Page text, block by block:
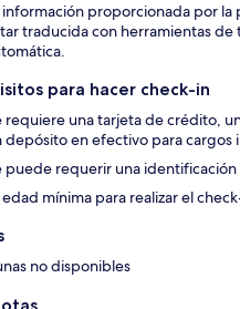
información proporcionada por
traducida con herramientas de
para hacer check-in
requiere una tarjeta de crédito,
depósito en efectivo para cargos
puede requerir una
edad mínima para realizar el
no disponibles